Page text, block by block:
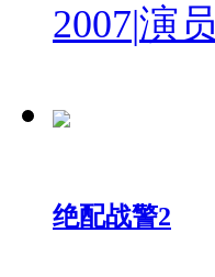
2007|演员
绝配战警2